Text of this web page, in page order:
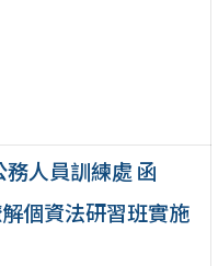
人員訓練處 函
個資法研習班實施